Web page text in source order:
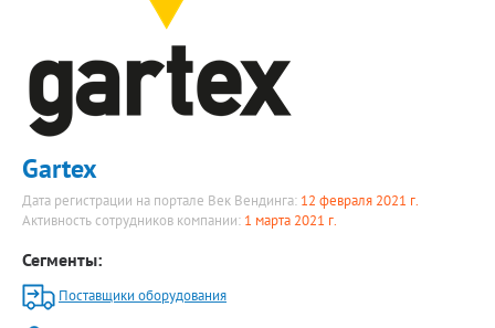
Gartex
Дата регистрации на портале Век Вендинга: 12 февраля 2021 г.
Активность сотрудников компании: 1 марта 2021 г.
Сегменты:
Поставщики оборудования